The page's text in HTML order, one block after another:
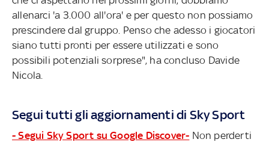
allenarci 'a 3.000 all'ora' e per questo non possiamo
prescindere dal gruppo. Penso che adesso i giocatori
siano tutti pronti per essere utilizzati e sono
possibili potenziali sorprese", ha concluso Davide
Nicola.
Segui tutti gli aggiornamenti di Sky Sport
- Segui Sky Sport su Google Discover- Non perderti